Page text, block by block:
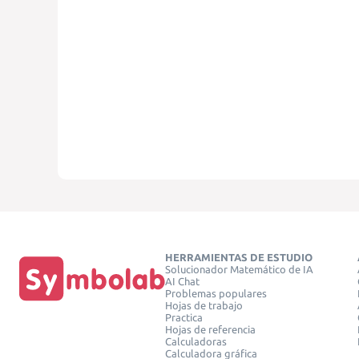
HERRAMIENTAS DE ESTUDIO
Solucionador Matemático de IA
AI Chat
Problemas populares
Hojas de trabajo
Practica
Hojas de referencia
Calculadoras
Calculadora gráfica